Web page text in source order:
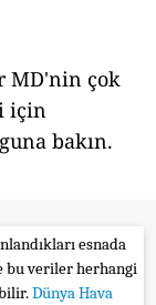
MD'nin çok
için
bakın.
esnada
bu veriler herhangi
Dünya Hava